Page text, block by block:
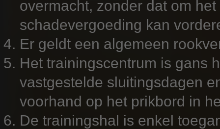
overmacht, zonder dat om
schadevergoeding kan
Er geldt een algemeen
Het trainingscentrum is gans
vastgestelde sluitingsdagen
voorhand op het prikbord in
De trainingshal is enkel